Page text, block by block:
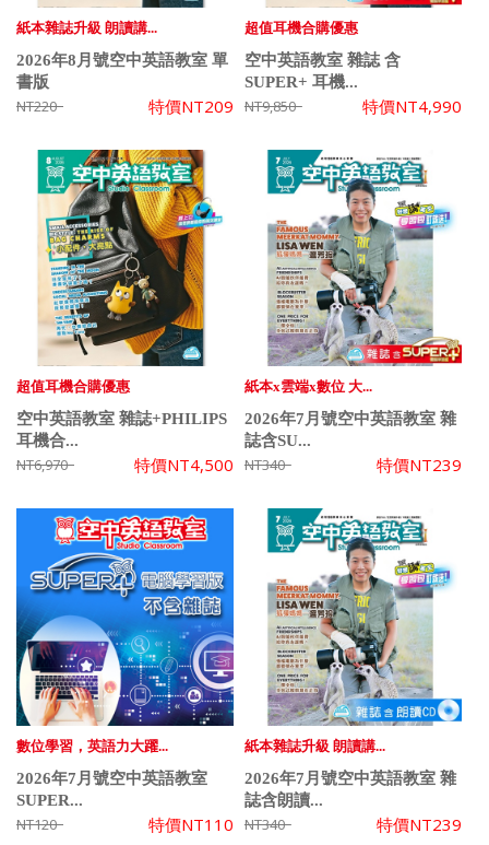
紙本雜誌升級 朗讀講...
2026年8月號空中英語教室 單
書版
NT220 特價NT209
超值耳機合購優惠
空中英語教室 雜誌 含
SUPER+ 耳機...
NT9,850 特價NT4,990
超值耳機合購優惠
空中英語教室 雜誌+PHILIPS
耳機合...
NT6,970 特價NT4,500
紙本x雲端x數位 大...
2026年7月號空中英語教室 雜
誌含SU...
NT340 特價NT239
數位學習，英語力大躍...
2026年7月號空中英語教室
SUPER...
NT120 特價NT110
紙本雜誌升級 朗讀講...
2026年7月號空中英語教室 雜
誌含朗讀...
NT340 特價NT239